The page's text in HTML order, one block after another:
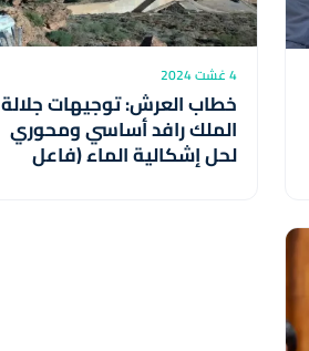
4 غشت 2024
خطاب العرش: توجيهات جلالة
الملك رافد أساسي ومحوري
لحل إشكالية الماء (فاعل